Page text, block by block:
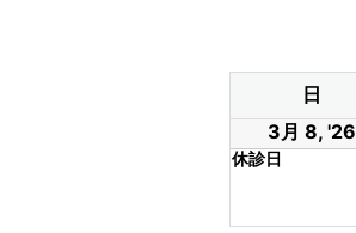
日
3月 8, '26
休診日